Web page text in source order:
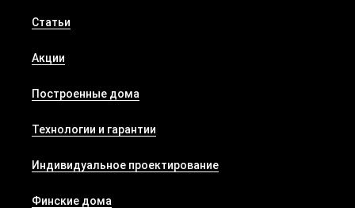
Статьи
Акции
Построенные дома
Технологии и гарантии
Индивидуальное проектирование
Финские дома